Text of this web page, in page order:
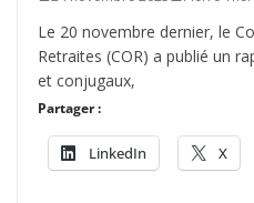
Le 20 novembre dernier, le
Retraites (COR) a publié un
et conjugaux,
Partager :
LinkedIn X